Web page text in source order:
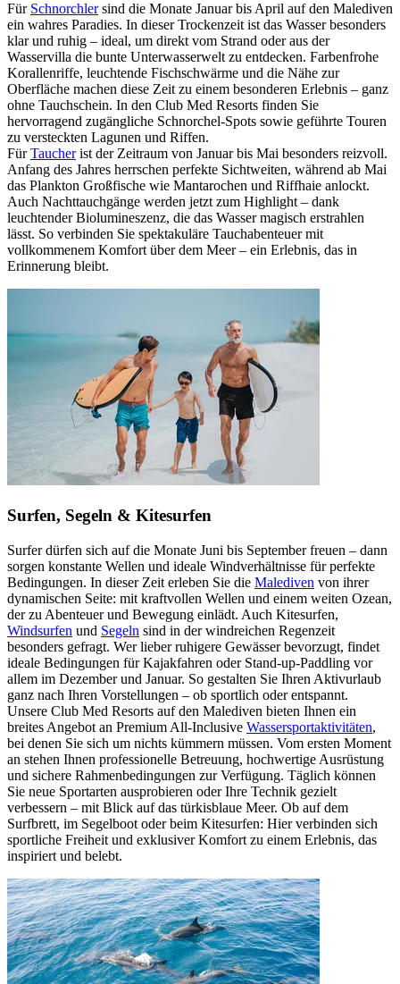
Für Schnorchlersind die Monate Januar bis April auf den Malediven
ein wahres Paradies. In dieser Trockenzeit ist das Wasser besonders
klar und ruhig – ideal, um direkt vom Strand oder aus der
Wasservilla die bunte Unterwasserwelt zu entdecken. Farbenfrohe
Korallenriffe, leuchtende Fischschwärme und die Nähe zur
Oberfläche machen diese Zeit zu einem besonderen Erlebnis – ganz
ohne Tauchschein. In den Club Med Resorts finden Sie
hervorragend zugängliche Schnorchel-Spots sowie geführte Touren
zu versteckten Lagunen und Riffen.
FürTaucherist der Zeitraum von Januar bis Mai besonders reizvoll.
Anfang des Jahres herrschen perfekte Sichtweiten, während ab Mai
das Plankton Großfische wie Mantarochen und Riffhaie anlockt.
Auch Nachttauchgänge werden jetzt zum Highlight – dank
leuchtender Biolumineszenz, die das Wasser magisch erstrahlen
lässt. So verbinden Sie spektakuläre Tauchabenteuer mit
vollkommenem Komfort über dem Meer – ein Erlebnis, das in
Erinnerung bleibt.
Surfen, Segeln & Kitesurfen
Surfer dürfen sich auf die Monate Juni bis September freuen – dann
sorgen konstante Wellen und ideale Windverhältnisse für perfekte
Bedingungen. In dieser Zeit erleben Sie die Malediven von ihrer
dynamischen Seite: mit kraftvollen Wellen und einem weiten Ozean,
der zu Abenteuer und Bewegung einlädt. Auch Kitesurfen,
Windsurfen und Segeln sind in der windreichen Regenzeit
besonders gefragt. Wer lieber ruhigere Gewässer bevorzugt, findet
ideale Bedingungen für Kajakfahren oder Stand-up-Paddling vor
allem im Dezember und Januar. So gestalten Sie Ihren Aktivurlaub
ganz nach Ihren Vorstellungen – ob sportlich oder entspannt.
Unsere Club Med Resorts auf den Malediven bieten Ihnen ein
breites Angebot an Premium All-Inclusive Wassersportaktivitäten,
bei denen Sie sich um nichts kümmern müssen. Vom ersten Moment
an stehen Ihnen professionelle Betreuung, hochwertige Ausrüstung
und sichere Rahmenbedingungen zur Verfügung. Täglich können
Sie neue Sportarten ausprobieren oder Ihre Technik gezielt
verbessern – mit Blick auf das türkisblaue Meer. Ob auf dem
Surfbrett, im Segelboot oder beim Kitesurfen: Hier verbinden sich
sportliche Freiheit und exklusiver Komfort zu einem Erlebnis, das
inspiriert und belebt.